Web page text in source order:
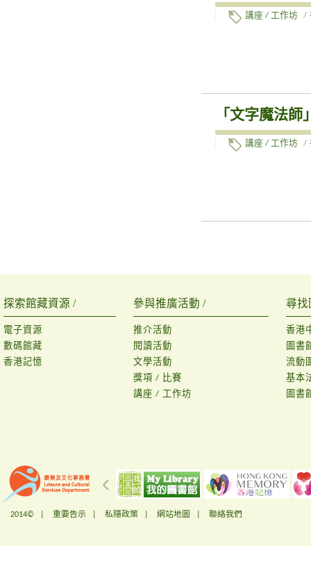
講座 / 工作坊 /
「文字魔法
講座 / 工作坊 /
探索館藏資源 /
電子資源
數碼館藏
香港記憶
參與推廣活動 /
推介活動
閱讀活動
文學活動
獎項 / 比賽
講座 / 工作坊
尋找
香港
圖書
流動
基本
圖書
2014© | 重要告示 私隱政策 網站地圖 聯絡我們